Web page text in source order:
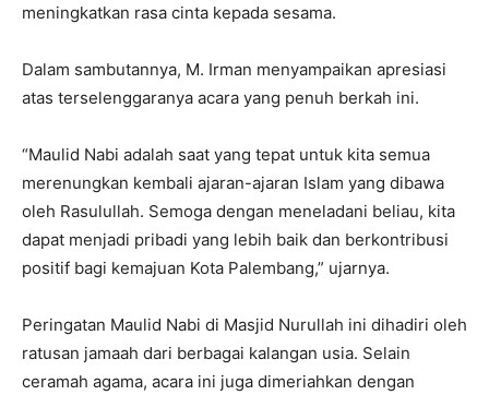
meningkatkan rasa cinta kepada sesama.
Dalam sambutannya, M. Irman menyampaikan apresiasi
atas terselenggaranya acara yang penuh berkah ini.
“Maulid Nabi adalah saat yang tepat untuk kita semua
merenungkan kembali ajaran-ajaran Islam yang dibawa
oleh Rasulullah. Semoga dengan meneladani beliau, kita
dapat menjadi pribadi yang lebih baik dan berkontribusi
positif bagi kemajuan Kota Palembang,” ujarnya.
Peringatan Maulid Nabi di Masjid Nurullah ini dihadiri oleh
ratusan jamaah dari berbagai kalangan usia. Selain
ceramah agama, acara ini juga dimeriahkan dengan